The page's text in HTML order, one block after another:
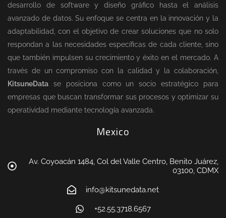
desarrollo de software y diseño gráfico hasta el análisis
avanzado de datos. Su enfoque se centra en la innovación y la
adaptabilidad, con el objetivo de crear soluciones que no solo
respondan a las necesidades específicas de cada cliente, sino
que también impulsen su crecimiento y éxito en el mercado. A
través de un compromiso con la calidad y la colaboración,
KitsuneData se posiciona como un socio estratégico para
empresas que buscan transformar sus procesos y optimizar su
operatividad mediante tecnología avanzada.
Mexico
Av. Coyoacán 1484, Col del Valle Centro, Benito Juárez,
03100, CDMX
info@kitsunedata.net
+52.55.3718.6567